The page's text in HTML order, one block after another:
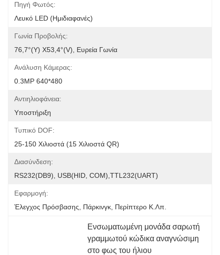
Πηγή Φωτός:
Λευκό LED (ημιδιαφανές)
Γωνία Προβολής:
76,7°(Υ) X53,4°(V), Ευρεία Γωνία
Ανάλυση Κάμερας:
0.3MP 640*480
Αντιηλιοφάνεια:
Υποστήριξη
Τυπικό DOF:
25-150 Χιλιοστά (15 Χιλιοστά QR)
Διασύνδεση:
RS232(DB9), USB(HID, COM),TTL232(UART)
Εφαρμογή:
Έλεγχος Πρόσβασης, Πάρκινγκ, Περίπτερο Κ.λπ.
Ενσωματωμένη μονάδα σαρωτή
γραμμωτού κώδικα αναγνώσιμη
στο φως του ήλιου